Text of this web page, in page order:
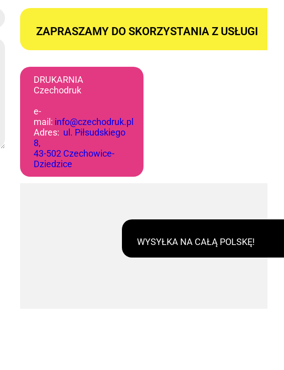
WYSYŁKA NA CAŁĄ POLSKĘ!
ZAPRASZAMY DO SKORZYSTANIA Z USŁUGI
DRUKARNIA
Czechodruk
e-
mail: info@czechodruk.pl
Adres: ul. Piłsudskiego
8,
43-502 Czechowice-
Dziedzice